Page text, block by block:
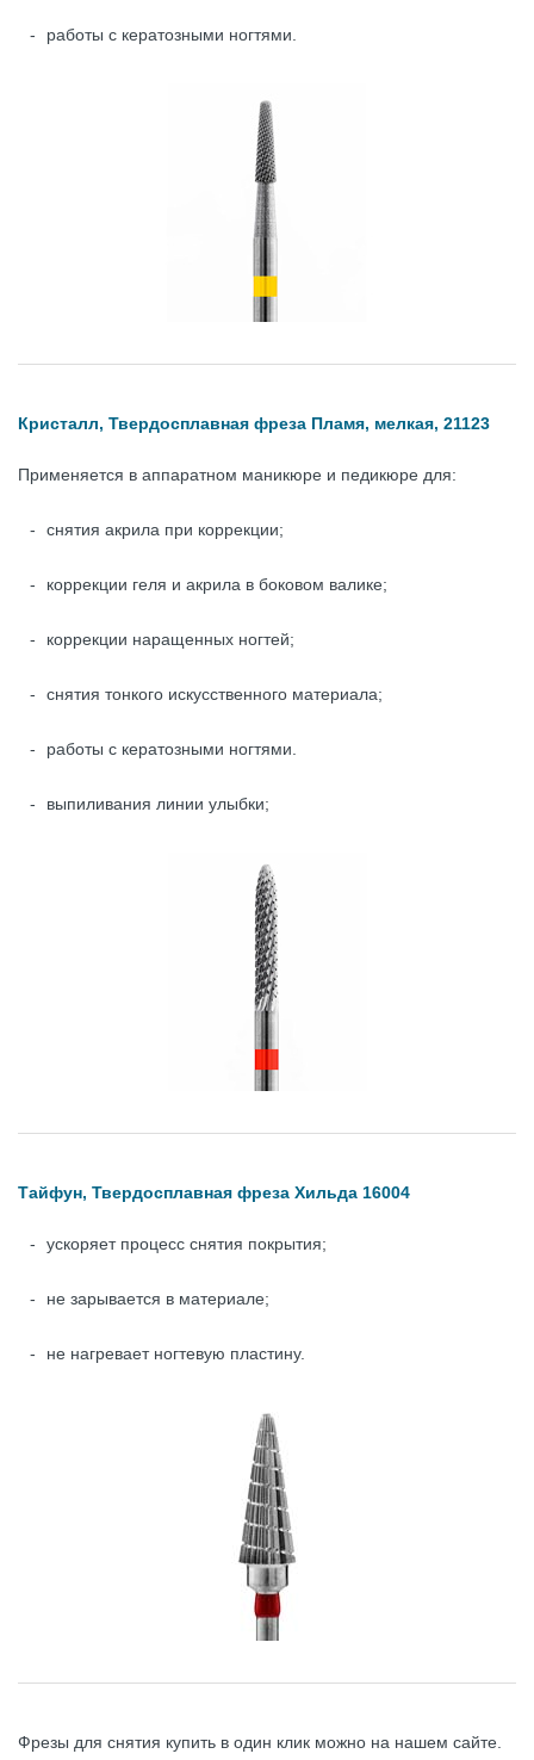
работы с кератозными ногтями.
Кристалл, Твердосплавная фреза Пламя, мелкая, 21123
Применяется в аппаратном маникюре и педикюре для:
снятия акрила при коррекции;
коррекции геля и акрила в боковом валике;
коррекции наращенных ногтей;
снятия тонкого искусственного материала;
работы с кератозными ногтями.
выпиливания линии улыбки;
Тайфун, Твердосплавная фреза Хильда 16004
ускоряет процесс снятия покрытия;
не зарывается в материале;
не нагревает ногтевую пластину.
Фрезы для снятия купить в один клик можно на нашем сайте.